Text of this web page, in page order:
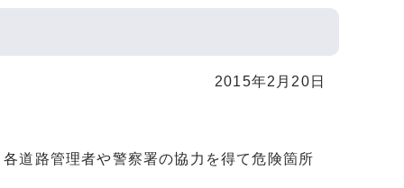
2015年2月20日
道路管理者や警察署の協力を得て危険箇所